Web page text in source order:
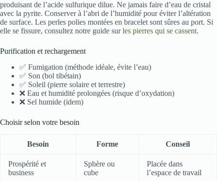
produisant de l’acide sulfurique dilue. Ne jamais faire d’eau de cristal
avec la pyrite. Conserver à l’abri de l’humidité pour éviter l’altération
de surface. Les perles polies montées en bracelet sont sûres au port. Si
elle se fissure, consultez notre guide surles pierres qui se cassent.
Purification et rechargement
✅ Fumigation (méthode idéale, évite l’eau)
✅ Son (bol tibétain)
✅ Soleil (pierre solaire et terrestre)
❌ Eau et humidité prolongées (risque d’oxydation)
❌ Sel humide (idem)
Choisir selon votre besoin
Besoin Forme Conseil
Prospérité et
business
Sphère ou
cube
Placée dans
l’espace de travail